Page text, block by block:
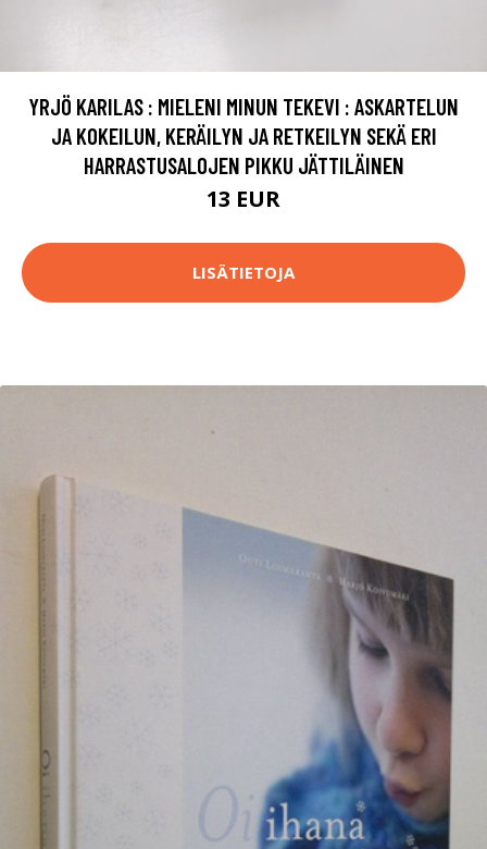
YRJÖ KARILAS : MIELENI MINUN TEKEVI : ASKARTELUN
JA KOKEILUN, KERÄILYN JA RETKEILYN SEKÄ ERI
HARRASTUSALOJEN PIKKU JÄTTILÄINEN
13 EUR
LISÄTIETOJA